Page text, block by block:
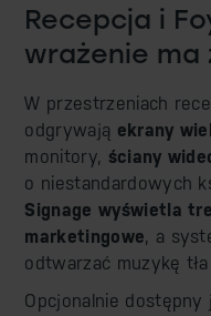
Recepcja i
wrażenie ma
W przestrzeniach
odgrywają ekrany
monitory, ściany
o niestandardowych
Signage wyświetla
marketingowe, a
odtwarzać muzykę
Opcjonalnie